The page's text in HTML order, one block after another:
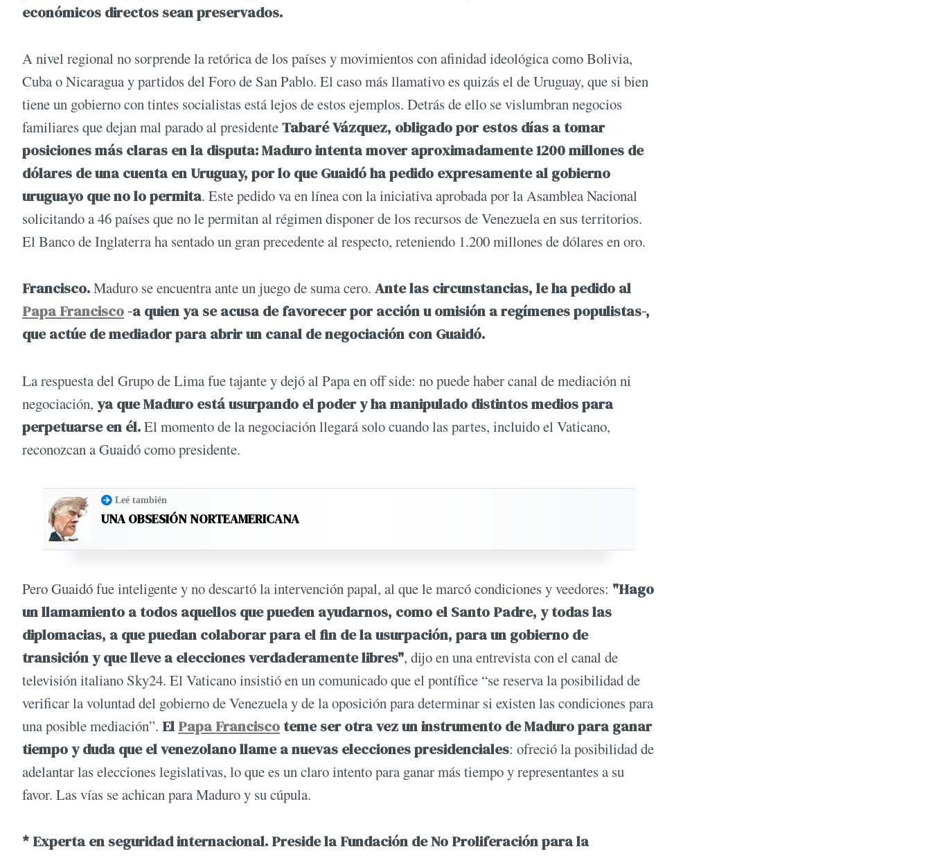
económicos directos sean preservados.
A nivel regional no sorprende la retórica de los países y movimientos con afinidad ideológica como Bolivia,
Cuba o Nicaragua y partidos del Foro de San Pablo. El caso más llamativo es quizás el de Uruguay, que si bien
tiene un gobierno con tintes socialistas está lejos de estos ejemplos. Detrás de ello se vislumbran negocios
familiares que dejan mal parado al presidenteTabaré Vázquez, obligado por estos días a tomar
posiciones más claras en la disputa: Maduro intenta mover aproximadamente 1200 millones de
dólares de una cuenta en Uruguay, por lo que Guaidó ha pedido expresamente al gobierno
uruguayo que no lo permita. Este pedido va en línea con la iniciativa aprobada por la Asamblea Nacional
solicitando a 46 países que no le permitan al régimen disponer de los recursos de Venezuela en sus territorios.
El Banco de Inglaterra ha sentado un gran precedente al respecto, reteniendo 1.200 millones de dólares en oro.
Francisco.Maduro se encuentra ante un juego de suma cero. Ante las circunstancias, le ha pedido al
Papa Francisco-a quien ya se acusa de favorecer por acción u omisión a regímenes populistas-,
que actúe de mediador para abrir un canal de negociación con Guaidó.
La respuesta del Grupo de Lima fue tajante y dejó al Papa en off side: no puede haber canal de mediación ni
negociación, ya que Maduro está usurpando el poder y ha manipulado distintos medios para
perpetuarse en él.El momento de la negociación llegará solo cuando las partes, incluido el Vaticano,
reconozcan a Guaidó como presidente.
Leé también
UNA OBSESIÓN NORTEAMERICANA
Pero Guaidó fue inteligente y no descartó la intervención papal, al que le marcó condiciones y veedores: "Hago
un llamamiento a todos aquellos que pueden ayudarnos, como el Santo Padre, y todas las
diplomacias, a que puedan colaborar para el fin de la usurpación, para un gobierno de
transición y que lleve a elecciones verdaderamente libres", dijo en una entrevista con el canal de
televisión italiano Sky24. El Vaticano insistió en un comunicado que el pontífice “se reserva la posibilidad de
verificar la voluntad del gobierno de Venezuela y de la oposición para determinar si existen las condiciones para
una posible mediación”. El Papa Franciscoteme ser otra vez un instrumento de Maduro para ganar
tiempo y duda que el venezolano llame a nuevas elecciones presidenciales: ofreció la posibilidad de
adelantar las elecciones legislativas, lo que es un claro intento para ganar más tiempo y representantes a su
favor. Las vías se achican para Maduro y su cúpula.
* Experta en seguridad internacional. Preside la Fundación de No Proliferación para la